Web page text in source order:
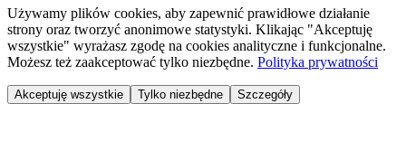
Używamy plików cookies, aby zapewnić prawidłowe działanie
strony oraz tworzyć anonimowe statystyki. Klikając "Akceptuję
wszystkie" wyrażasz zgodę na cookies analityczne i funkcjonalne.
Możesz też zaakceptować tylko niezbędne. Polityka prywatności
Akceptuję wszystkie Tylko niezbędne Szczegóły